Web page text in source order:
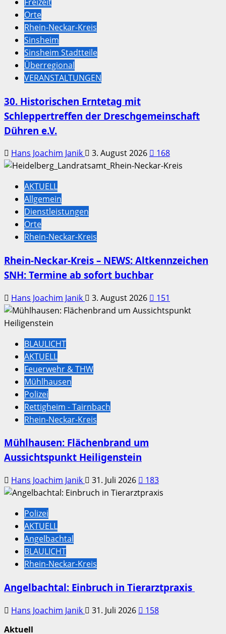
Orte
Rhein-Neckar-Kreis
Sinsheim
Sinsheim Stadtteile
Überregional
VERANSTALTUNGEN
30. Historischen Erntetag mit
Schleppertreffen der Dreschgemeinschaft
Dühren e.V.
Hans Joachim Janik 3. August 2026 168
AKTUELL
Allgemein
Dienstleistungen
Orte
Rhein-Neckar-Kreis
Rhein-Neckar-Kreis – NEWS: Altkennzeichen
SNH: Termine ab sofort buchbar
Hans Joachim Janik 3. August 2026 151
BLAULICHT
AKTUELL
Feuerwehr & THW
Mühlhausen
Polizei
Rettigheim - Tairnbach
Rhein-Neckar-Kreis
Mühlhausen: Flächenbrand um
Aussichtspunkt Heiligenstein
Hans Joachim Janik 31. Juli 2026 183
Polizei
AKTUELL
Angelbachtal
BLAULICHT
Rhein-Neckar-Kreis
Angelbachtal: Einbruch in Tierarztpraxis
Hans Joachim Janik 31. Juli 2026
158
Aktuell